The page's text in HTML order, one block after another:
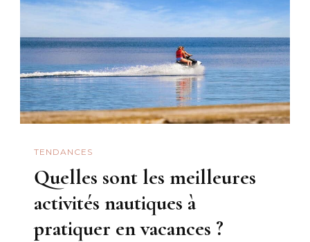
Monde
le
classement
TENDANCES
Quelles sont les meilleures
activités nautiques à
pratiquer en vacances ?